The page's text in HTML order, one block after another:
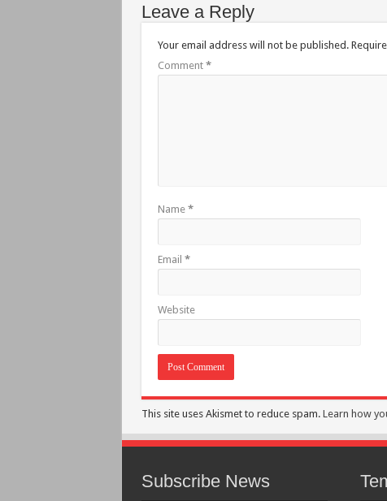
Leave a Reply
Your email address will not be published.
Comment *
Name *
Email *
Website
This site uses Akismet to reduce spam. Learn how
Subscribe News